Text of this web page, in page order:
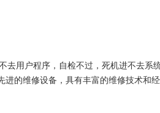
去用户程序，自检不过，死机进不去
进的维修设备，具有丰富的维修技术